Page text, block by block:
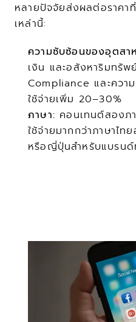
หลายปัจจัยส่งผลต่อราคา
เหล่านี้:
ความซับซ้อนของอุตสา
เงิน และอสังหาริมทรั
Compliance และความ
ใช้จ่ายเพิ่ม 20–30%
ภาษา: คอนเทนต์สองภ
ใช้จ่ายมากกว่าภาษาไท
หรือญี่ปุ่นสำหรับแบรนด์